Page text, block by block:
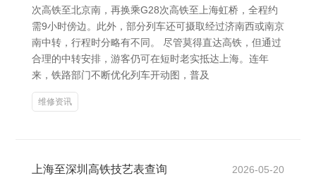
次高铁至北京南，再换乘G28次高铁至上海虹桥，全程约
需9小时傍边。此外，部分列车还可摄取经过济南西或南京
南中转，行程时分略有不同。 尽管莫得直达高铁，但通过
合理的中转安排，游客仍可在短时老实抵达上海。连年
来，铁路部门不断优化列车开动图，普及
维修资讯
上海至深圳高铁技艺表查询 2026-05-20